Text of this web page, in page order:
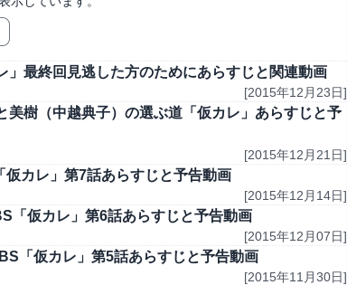
最終回見逃した方のためにあらすじと関連動画
[2015年12月23日]
美樹（中越典子）の選ぶ道「仮カレ」あらすじと予
[2015年12月21日]
カレ」第7話あらすじと予告動画
[2015年12月14日]
「仮カレ」第6話あらすじと予告動画
[2015年12月07日]
「仮カレ」第5話あらすじと予告動画
[2015年11月30日]